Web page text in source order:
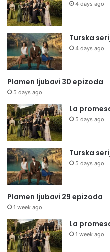
4 days ago
Turska
4 days ago
Plamen ljubavi 30 epizoda
5 days ago
La
5 days ago
Turska
5 days ago
Plamen ljubavi 29 epizoda
1 week ago
La
1 week ago